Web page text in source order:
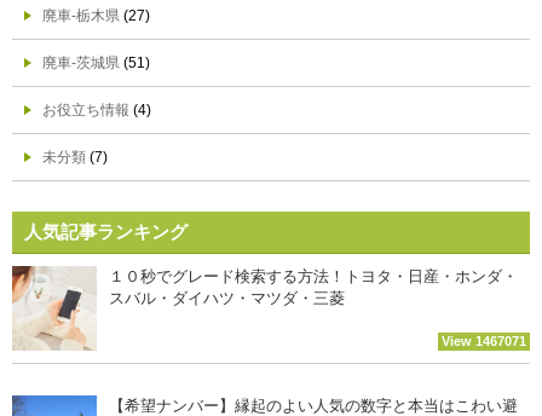
廃車-栃木県 (27)
廃車-茨城県 (51)
お役立ち情報 (4)
未分類 (7)
人気記事ランキング
１０秒でグレード検索する方法！トヨタ・日産・ホンダ・
スバル・ダイハツ・マツダ・三菱
View 1467071
【希望ナンバー】縁起のよい人気の数字と本当はこわい避